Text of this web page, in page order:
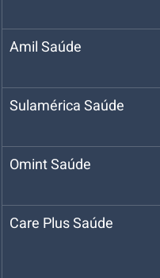
Amil Saúde
Sulamérica Saúde
Omint Saúde
Care Plus Saúde